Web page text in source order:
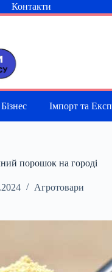
Контакти
Бізнес Імпорт та
порошок на городі
Агротовари